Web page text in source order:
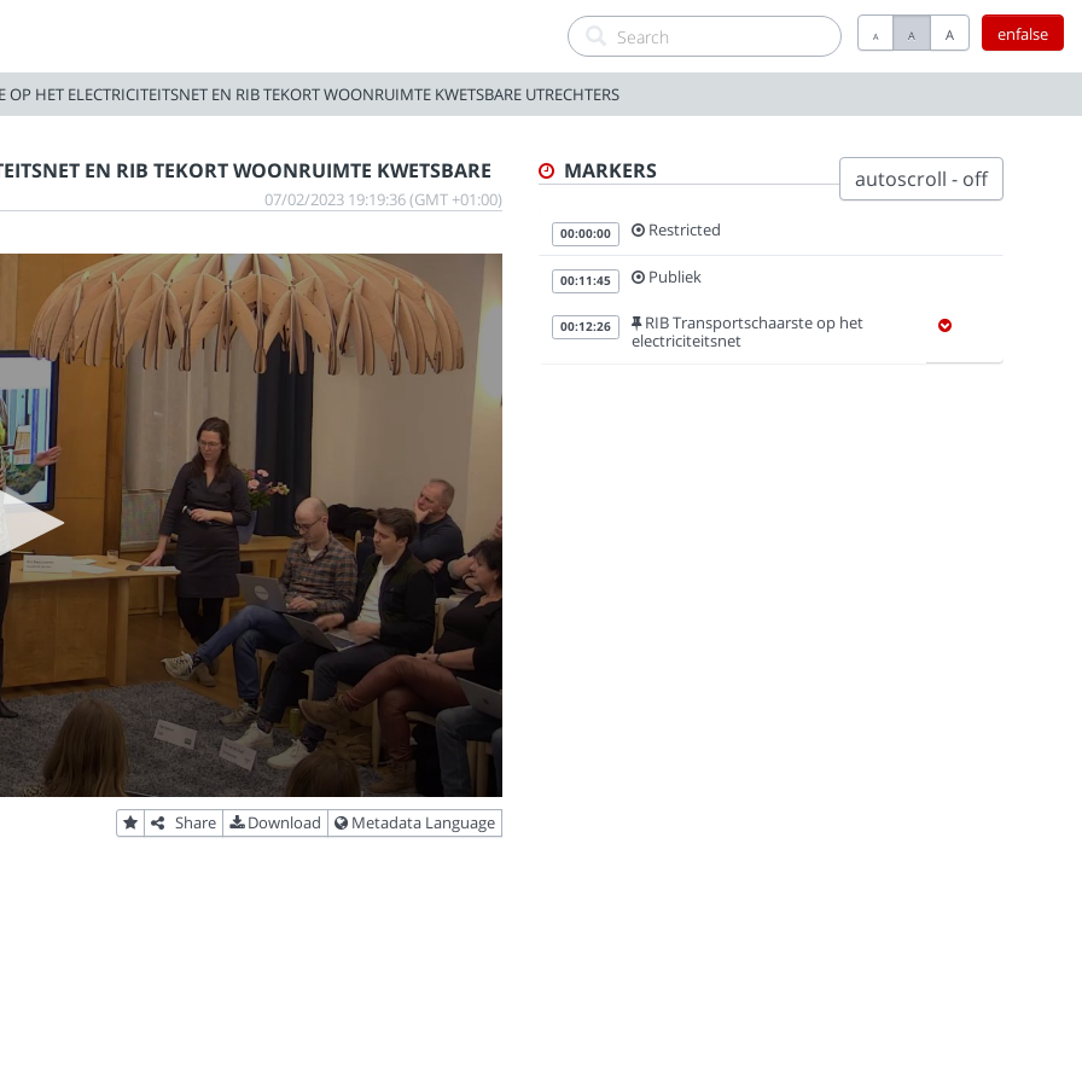
enfalse
A A A
OP HET ELECTRICITEITSNET EN RIB TEKORT WOONRUIMTE KWETSBARE UTRECHTERS
EN RIB TEKORT WOONRUIMTE KWETSBARE
07/02/2023 19:19:36 (GMT +01:00)
Share Download Metadata Language
MARKERS autoscroll - off
00:00:00 Restricted
00:11:45 Publiek
00:12:26
RIB Transportschaarste op het
electriciteitsnet